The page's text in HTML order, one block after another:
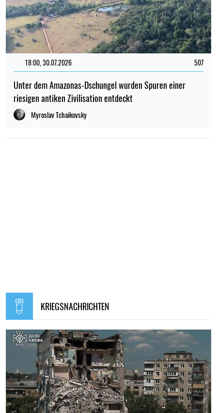
18:00, 30.07.2026 507
Unter dem Amazonas-Dschungel wurden Spuren einer
riesigen antiken Zivilisation entdeckt
Myroslav Tchaikovsky
KRIEGSNACHRICHTEN